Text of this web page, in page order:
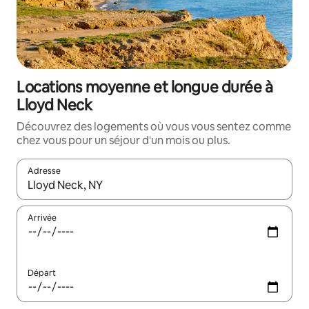
Locations moyenne et longue durée à
Lloyd Neck
Découvrez des logements où vous vous sentez comme
chez vous pour un séjour d'un mois ou plus.
Adresse
Lorsque les résultats s'affichent, utilisez les flèches vers le
Arrivée
Départ